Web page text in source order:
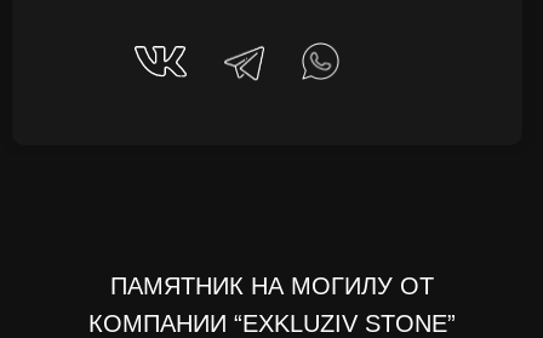
ПАМЯТНИК НА МОГИЛУ ОТ
КОМПАНИИ “EXKLUZIV STONE”